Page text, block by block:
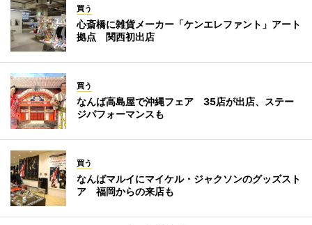
買う
心斎橋に雑貨メーカー「ケンエレファント」アート
拠点 関西初出店
買う
なんば高島屋で沖縄フェア 35店が出店、ステー
ジパフォーマンスも
買う
なんばマルイにマイケル・ジャクソンのグッズスト
ア 福岡からの来店も